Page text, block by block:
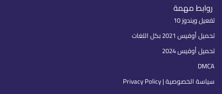
روابط مهمة
تفعيل ويندوز 10
تحميل أوفيس 2021 بكل اللغات
تحميل أوفيس 2024
DMCA
سياسة الخصوصية | Privacy Policy